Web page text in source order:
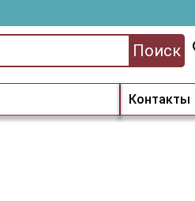
Контакты
Поиск